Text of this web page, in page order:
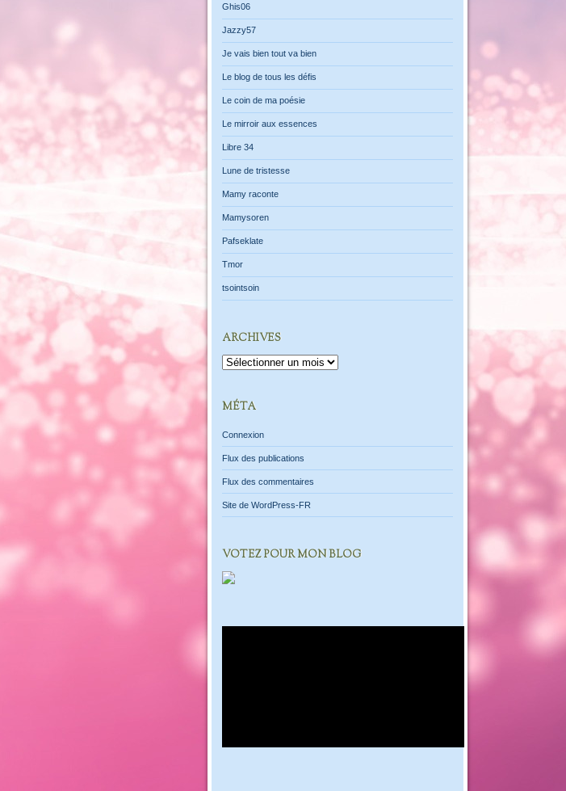
Ghis06
Jazzy57
Je vais bien tout va bien
Le blog de tous les défis
Le coin de ma poésie
Le mirroir aux essences
Libre 34
Lune de tristesse
Mamy raconte
Mamysoren
Pafseklate
Tmor
tsointsoin
ARCHIVES
Archives
MÉTA
Connexion
Flux des publications
Flux des commentaires
Site de WordPress-FR
VOTEZ POUR MON BLOG